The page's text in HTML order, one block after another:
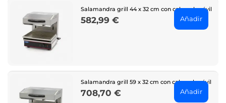
Salamandra grill 44 x 32 cm con cabezal móvil
Price
582,99 € Añadir
Salamandra grill 59 x 32 cm con cabezal móvil
Price
708,70 € Añadir